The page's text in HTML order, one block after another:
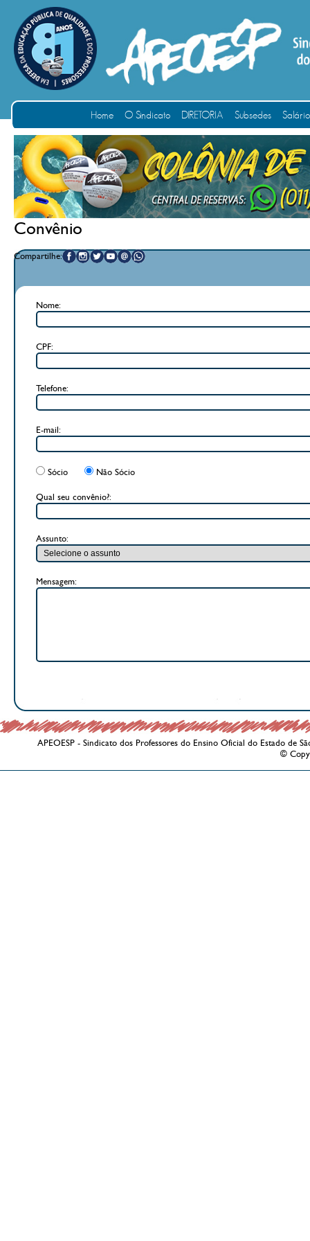
Home O Sindicato DIRETORIA Subsedes
Convênio
Compartilhe:
Nome:
CPF:
Telefone:
E-mail:
Sócio Não Sócio
Qual seu convênio?:
Assunto:
Mensagem:
APEOESP - Sindicato dos Professores do Ensino Oficial do Estado de
©